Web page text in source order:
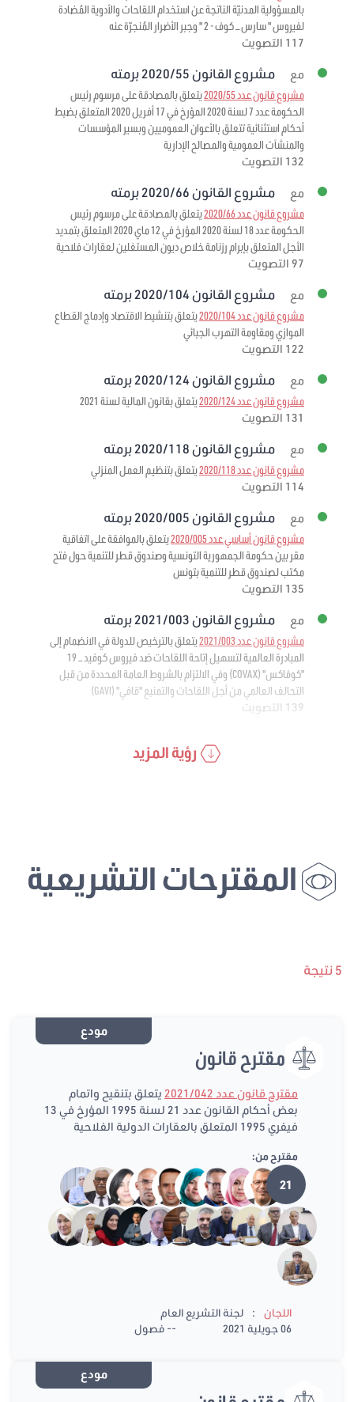
بالمسؤولية المدنيّة الناتجة عن استخدام اللقاحات والأدوية المُضادة
لفيروس " سارس – كوف - 2 " وجبر الأضرار المُنجرّة عنه
117 التصويت
مع مشروع القانون 2020/55 برمته
مشروع قانون عدد 2020/55
يتعلق بالمصادقة على مرسوم رئيس
الحكومة عدد 7 لسنة 2020 المؤرخ في 17 أفريل 2020 المتعلق بضبط
أحكام استثنائية تتعلق بالأعوان العموميين وبسير المؤسسات
والمنشآت العمومية والمصالح الإدارية
132 التصويت
مع مشروع القانون 2020/66 برمته
مشروع قانون عدد 2020/66
يتعلق بالمصادقة على مرسوم رئيس
الحكومة عدد 18 لسنة 2020 المؤرخ في 12 ماي 2020 المتعلق بتمديد
الأجل المتعلق بإبرام رزنامة خلاص ديون المستغلين لعقارات فلاحية
97 التصويت
مع مشروع القانون 2020/104 برمته
مشروع قانون عدد 2020/104
يتعلق بتنشيط الاقتصاد وإدماج القطاع
الموازي ومقاومة التهرب الجبائي
122 التصويت
مع مشروع القانون 2020/124 برمته
مشروع قانون عدد 2020/124
يتعلق بقانون المالية لسنة 2021
131 التصويت
مع مشروع القانون 2020/118 برمته
مشروع قانون عدد 2020/118
يتعلق بتنظيم العمل المنزلي
114 التصويت
مع مشروع القانون 2020/005 برمته
مشروع قانون أساسي عدد 2020/005
يتعلق بالموافقة على اتفاقية
مقر بين حكومة الجمهورية التونسية وصندوق قطر للتنمية حول فتح
مكتب لصندوق قطر للتنمية بتونس
135 التصويت
مع مشروع القانون 2021/003 برمته
مشروع قانون عدد 2021/003
يتعلق بالترخيص للدولة في الانضمام إلى
المبادرة العالمية لتسهيل إتاحة اللقاحات ضد فيروس كوفيد – 19
"كوفاكس" (COVAX) وفي الالتزام بالشروط العامة المحددة من قبل
التحالف العالمي من أجل اللقاحات والتمنيع "قافي" (GAVI)
139 التصويت
رؤية المزيد
المقترحات التشريعية
5 نتيجة
مودع
مقترح قانون
مقترح قانون عدد 2021/042
يتعلق بتنقيح واتمام
بعض أحكام القانون عدد 21 لسنة 1995 المؤرخ في 13
فيفري 1995 المتعلق بالعقارات الدولية الفلاحية
مقترح من:
21
اللجان :
لجنة التشريع العام
06 جويلية 2021
-- فصول
مودع